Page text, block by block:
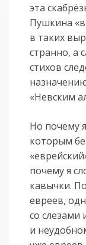
эта
Пушкина
в таких
странно, а
стихов
«Невским
Но почему
которым
почему я
кавычки.
евреев,
со слезами
и